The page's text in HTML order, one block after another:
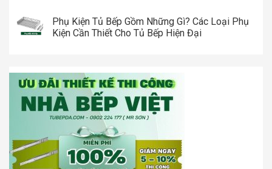
Phụ Kiện Tủ Bếp Gồm Những Gì? Các Loại Phụ
Kiện Cần Thiết Cho Tủ Bếp Hiện Đại